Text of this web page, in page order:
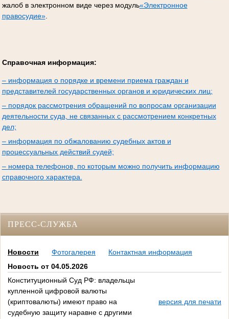
жалоб в электронном виде через модуль«Электронное
правосудие».
Справочная информация:
– информация о порядке и времени приема граждан и
представителей государственных органов и юридических лиц;
– порядок рассмотрения обращений по вопросам организации
деятельности суда, не связанных с рассмотрением конкретных
дел;
– информация по обжалованию судебных актов и
процессуальных действий судей;
– номера телефонов, по которым можно получить информацию
справочного характера.
ПРЕСС-СЛУЖБА
Новости Фотогалерея
Контактная информация
Новость от 04.05.2026
Конституционный Суд РФ: владельцы
купленной цифровой валюты
(криптовалюты) имеют право на
судебную защиту наравне с другими
версия для печати